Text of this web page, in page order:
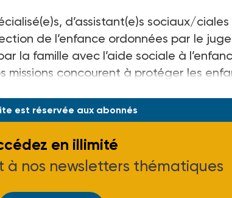
d’assistant(e)s sociaux/
de l’enfance ordonnées par le
la famille avec l’aide sociale à
missions concourent à protéger les
est réservée aux abonnés
en illimité
à nos newsletters thématiques